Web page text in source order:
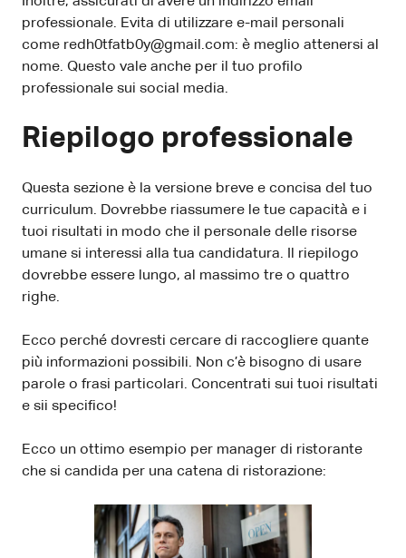
professionale. Evita di utilizzare e-mail personali
come redh0tfatb0y@gmail.com: è meglio attenersi al
nome. Questo vale anche per il tuo profilo
professionale sui social media.
Riepilogo professionale
Questa sezione è la versione breve e concisa del tuo
curriculum. Dovrebbe riassumere le tue capacità e i
tuoi risultati in modo che il personale delle risorse
umane si interessi alla tua candidatura. Il riepilogo
dovrebbe essere lungo, al massimo tre o quattro
righe.
Ecco perché dovresti cercare di raccogliere quante
più informazioni possibili. Non c’è bisogno di usare
parole o frasi particolari. Concentrati sui tuoi risultati
e sii specifico!
Ecco un ottimo esempio per manager di ristorante
che si candida per una catena di ristorazione: